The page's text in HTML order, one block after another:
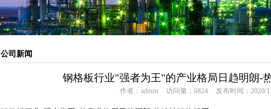
1
公司新闻
钢格板行业"强者为王"的产业格局日趋明朗-
作者：admin 访问量：6824 发布时间：2020/